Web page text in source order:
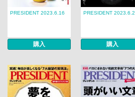
PRESIDENT 2023.6.16
購入
PRESIDENT 2023.6.2
購入